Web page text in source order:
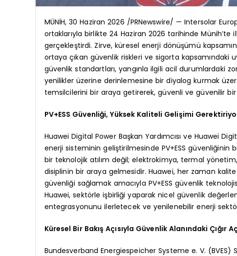
MÜNİH, 30 Haziran 2026 /PRNewswire/ — Intersolar
ortaklarıyla birlikte 24 Haziran 2026 tarihinde Münih’te
gerçekleştirdi. Zirve, küresel enerji dönüşümü
ortaya çıkan güvenlik riskleri ve sigorta kapsamındaki
güvenlik standartları, yangınla ilgili acil durumlardaki
yenilikler üzerine derinlemesine bir diyalog kurmak
temsilcilerini bir araya getirerek, güvenli ve güvenilir
PV+ESS Güvenliği, Yüksek Kaliteli Gelişimi
Huawei Digital Power Başkan Yardımcısı ve Huawei
enerji sisteminin geliştirilmesinde PV+ESS
bir teknolojik atılım değil; elektrokimya, termal
disiplinin bir araya gelmesidir. Huawei, her zaman
güvenliği sağlamak amacıyla PV+ESS güvenlik
Huawei, sektörle işbirliği yaparak nicel güvenlik
entegrasyonunu ilerletecek ve yenilenebilir enerji
Küresel Bir Bakış Açısıyla Güvenlik Alanındaki Çığır
Bundesverband Energiespeicher Systeme e. V. (BVES)